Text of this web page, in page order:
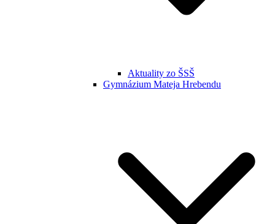
Aktuality zo ŠSŠ
Gymnázium Mateja Hrebendu